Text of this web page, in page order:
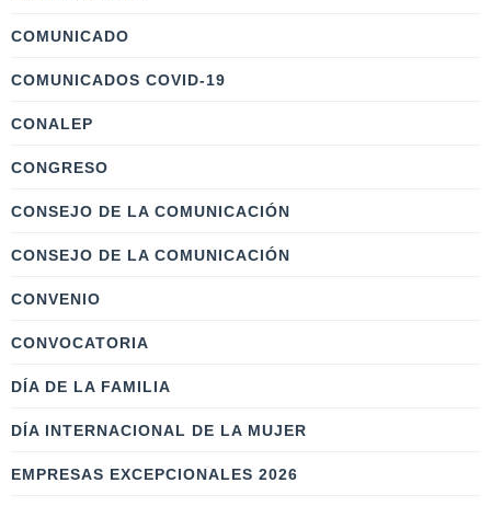
COMUNICADO
COMUNICADOS COVID-19
CONALEP
CONGRESO
CONSEJO DE LA COMUNICACIÓN
CONSEJO DE LA COMUNICACIÓN
CONVENIO
CONVOCATORIA
DÍA DE LA FAMILIA
DÍA INTERNACIONAL DE LA MUJER
EMPRESAS EXCEPCIONALES 2026